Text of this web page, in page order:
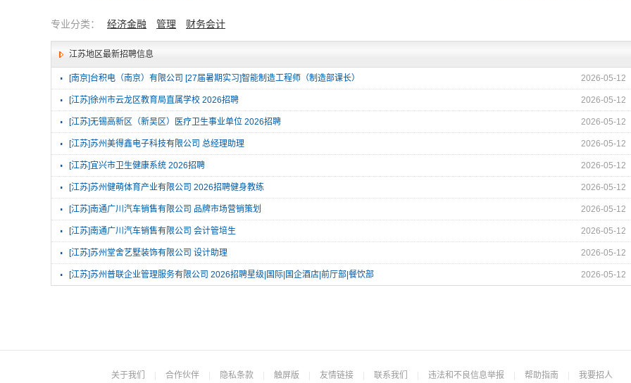
专业分类： 经济金融 管理 财务会计
江苏地区最新招聘信息
2026-05-12
· [南京]台积电（南京）有限公司 [27届暑期实习]智能制造工程师（制造部课长）
2026-05-12
· [江苏]徐州市云龙区教育局直属学校 2026招聘
2026-05-12
· [江苏]无锡高新区（新吴区）医疗卫生事业单位 2026招聘
2026-05-12
· [江苏]苏州美得鑫电子科技有限公司 总经理助理
2026-05-12
· [江苏]宜兴市卫生健康系统 2026招聘
2026-05-12
· [江苏]苏州健萌体育产业有限公司 2026招聘健身教练
2026-05-12
· [江苏]南通广川汽车销售有限公司 品牌市场营销策划
2026-05-12
· [江苏]南通广川汽车销售有限公司 会计管培生
2026-05-12
· [江苏]苏州堂舍艺墅装饰有限公司 设计助理
2026-05-12
· [江苏]苏州普联企业管理服务有限公司 2026招聘星级|国际|国企酒店|前厅部|餐饮部
关于我们 合作伙伴 隐私条款 触屏版 友情链接 联系我们 违法和不良信息举报 帮助指南 我要招人